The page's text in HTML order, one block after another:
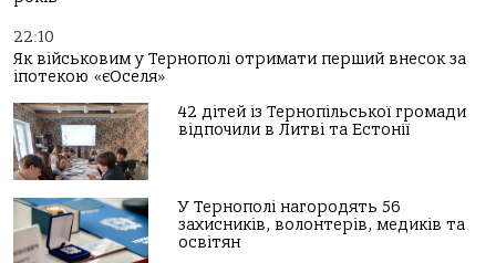
22:10
Як військовим у Тернополі отримати перший внесок за
іпотекою «єОселя»
42 дітей із Тернопільської громади
відпочили в Литві та Естонії
У Тернополі нагородять 56
захисників, волонтерів, медиків та
освітян